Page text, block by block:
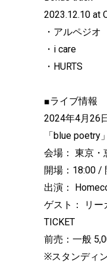
2023.12.10 at
・アルペジオ
・i care
・HURTS
■ライブ情報
2024年4月26
「blue poetry」
会場： 東京・
開場：18:00 /
出演：
ゲスト： リー
TICKET
前売：一般
※スタンディ